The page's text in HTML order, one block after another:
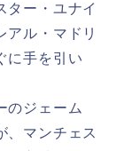
ター・ユナイ
アル・マドリ
に手を引い
のジェーム
、マンチェス